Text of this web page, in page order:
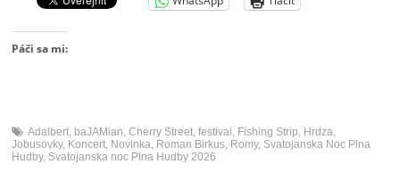
Páči sa mi:
Adalbert, baJAMian,Cherry Street,festival , Fishing Strip, Hrdza,
Jobusovky, Koncert, Novinka, Roman Birkus, Romy, Svatojanska Noc Plna
Hudby, Svatojanska noc Plna Hudby 2026